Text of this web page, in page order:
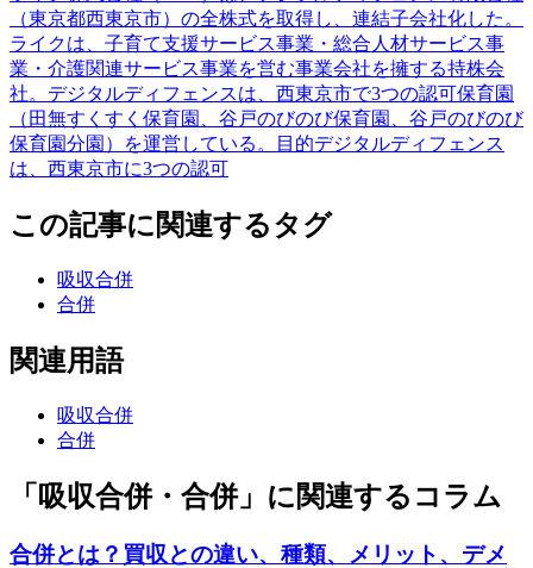
（東京都西東京市）の全株式を取得し、連結子会社化した。
ライクは、子育て支援サービス事業・総合人材サービス事
業・介護関連サービス事業を営む事業会社を擁する持株会
社。デジタルディフェンスは、西東京市で3つの認可保育園
（田無すくすく保育園、谷戸のびのび保育園、谷戸のびのび
保育園分園）を運営している。目的デジタルディフェンス
は、西東京市に3つの認可
この記事に関連するタグ
吸収合併
合併
関連用語
吸収合併
合併
「吸収合併・合併」に関連するコラム
合併とは？買収との違い、種類、メリット、デメ